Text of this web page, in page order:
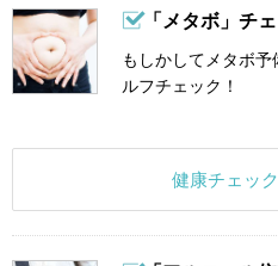
「メタボ」チ
もしかしてメタボ
ルフチェック！
健康チェッ